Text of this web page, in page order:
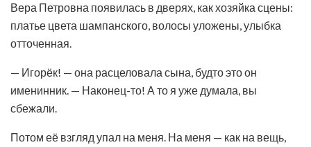
Вера Петровна появилась в дверях, как хозяйка сцены:
платье цвета шампанского, волосы уложены, улыбка
отточенная.
— Игорёк! — она расцеловала сына, будто это он
именинник. — Наконец-то! А то я уже думала, вы
сбежали.
Потом её взгляд упал на меня. На меня — как на вещь,